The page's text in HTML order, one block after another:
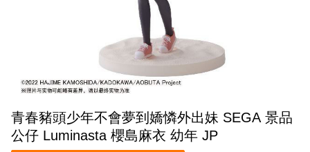
青春豬頭少年不會夢到嬌憐外出妹 SEGA 景品
公仔 Luminasta 櫻島麻衣 幼年 JP